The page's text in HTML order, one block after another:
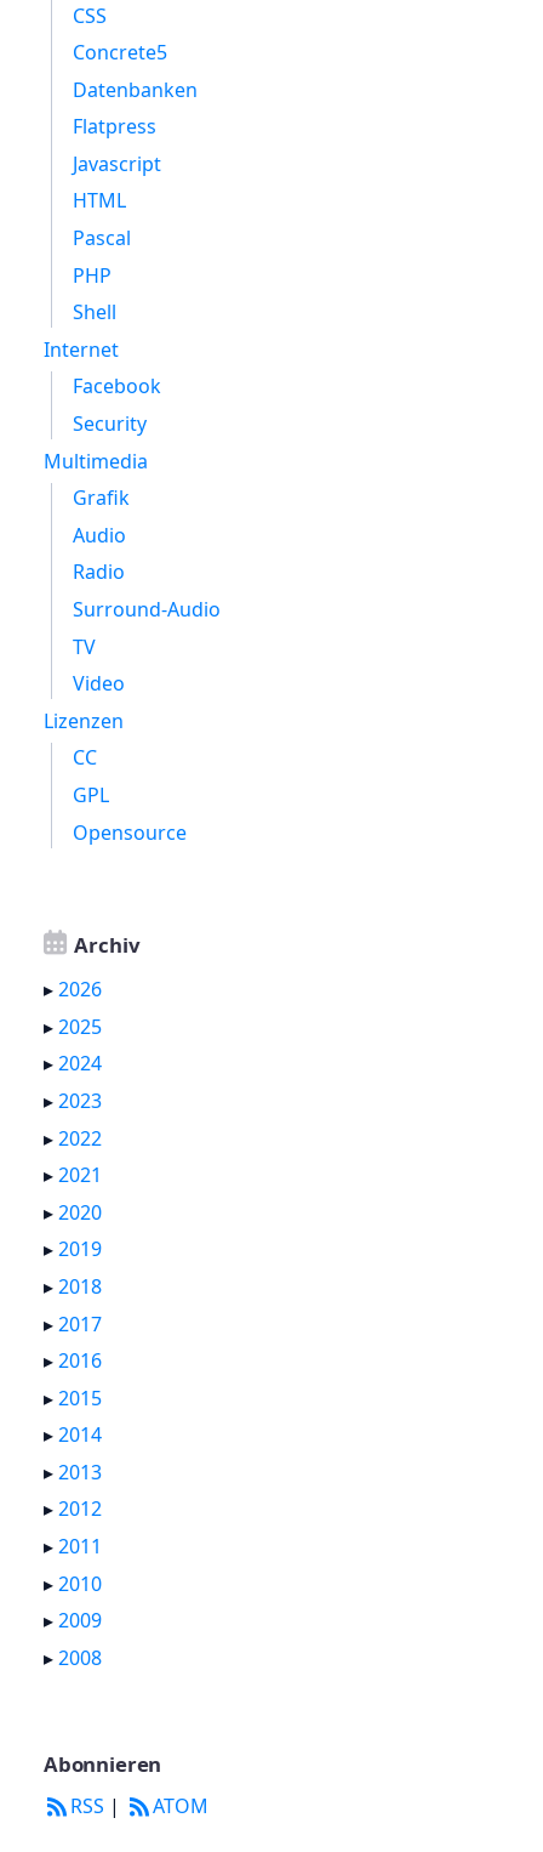
CSS
Concrete5
Datenbanken
Flatpress
Javascript
HTML
Pascal
PHP
Shell
Internet
Facebook
Security
Multimedia
Grafik
Audio
Radio
Surround-Audio
TV
Video
Lizenzen
CC
GPL
Opensource
Archiv
▸2026
▸2025
▸2024
▸2023
▸2022
▸2021
▸2020
▸2019
▸2018
▸2017
▸2016
▸2015
▸2014
▸2013
▸2012
▸2011
▸2010
▸2009
▸2008
Abonnieren
RSS | ATOM